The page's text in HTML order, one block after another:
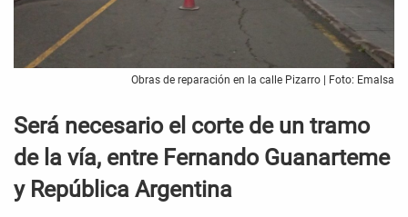
Obras de reparación en la calle Pizarro | Foto: Emalsa
Será necesario el corte de un tramo
de la vía, entre Fernando Guanarteme
y República Argentina